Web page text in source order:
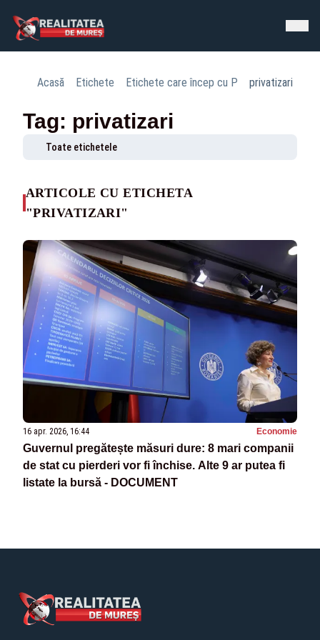
Acasă Etichete Etichete care încep cu P privatizari
Tag: privatizari
Toate etichetele
ARTICOLE CU ETICHETA
"PRIVATIZARI"
16 apr. 2026, 16:44 Economie
Guvernul pregătește măsuri dure: 8 mari companii
de stat cu pierderi vor fi închise. Alte 9 ar putea fi
listate la bursă - DOCUMENT